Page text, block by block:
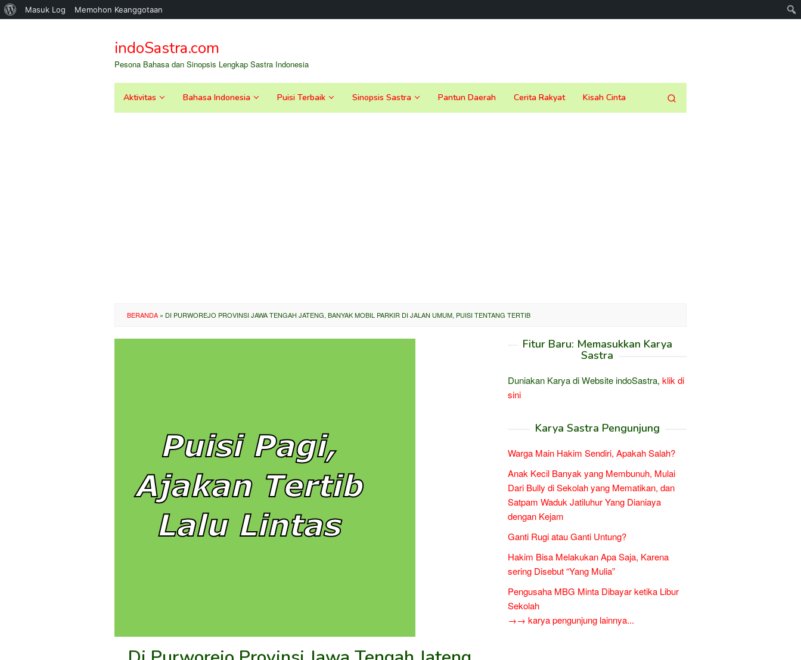
Tentang
Masuk Log Memohon Keanggotaan
kontenindoSastra.com
Pesona Bahasa dan Sinopsis Lengkap Sastra Indonesia
Aktivitas Bahasa Indonesia Puisi Terbaik Sinopsis Sastra Pantun Daerah Cerita Rakyat Kisah Cinta
BERANDA » DI PURWOREJO PROVINSI JAWA TENGAH JATENG, BANYAK MOBIL PARKIR DI JALAN UMUM, PUISI TENTANG TERTIB
Fitur Baru: Memasukkan Karya
Sastra
Duniakan Karya di Website indoSastra, klik di
sini
Karya Sastra Pengunjung
Warga Main Hakim Sendiri, Apakah Salah?
Anak Kecil Banyak yang Membunuh, Mulai
Dari Bully di Sekolah yang Mematikan, dan
Satpam Waduk Jatiluhur Yang Dianiaya
dengan Kejam
Ganti Rugi atau Ganti Untung?
Hakim Bisa Melakukan Apa Saja, Karena
sering Disebut “Yang Mulia”
Pengusaha MBG Minta Dibayar ketika Libur
Sekolah
→→ karya pengunjung lainnya...